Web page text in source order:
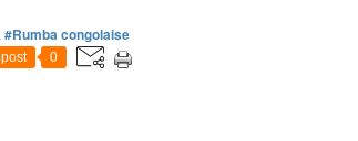
#Rumba congolaise
0